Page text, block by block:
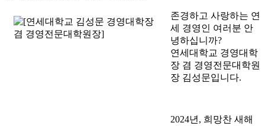
존경하고 사랑하는 연
세 경영인 여러분 안
녕하십니까?
연세대학교 경영대학
장 겸 경영전문대학원
장 김성문입니다.
2024년, 희망찬 새해